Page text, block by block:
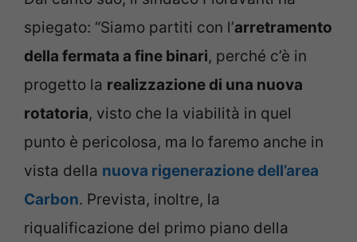
spiegato: “Siamo partiti con l’arretramento
della fermata a fine binari, perché c’è in
progetto la realizzazione di una nuova
rotatoria, visto che la viabilità in quel
punto è pericolosa, ma lo faremo anche in
vista della nuova rigenerazione dell’area
Carbon. Prevista, inoltre, la
riqualificazione del primo piano della